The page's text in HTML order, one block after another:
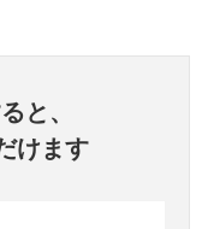
と、
けます